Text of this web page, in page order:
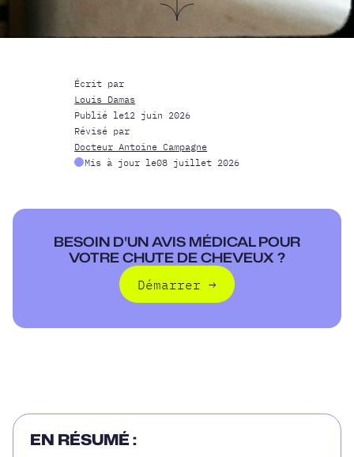
Écrit par
Louis Damas
Publié le12 juin 2026
Révisé par
Docteur Antoine Campagne
Mis à jour le08 juillet 2026
BESOIN D'UN AVIS MÉDICAL POUR
VOTRE CHUTE DE CHEVEUX ?
Démarrer →
EN RÉSUMÉ :